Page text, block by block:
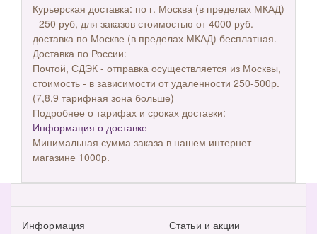
Курьерская доставка: по г. Москва (в пределах МКАД)
- 250 руб, для заказов стоимостью от 4000 руб. -
доставка по Москве (в пределах МКАД) бесплатная.
Доставка по России:
Почтой, СДЭК - отправка осуществляется из Москвы,
стоимость - в зависимости от удаленности 250-500р.
(7,8,9 тарифная зона больше)
Подробнее о тарифах и сроках доставки:
Информация о доставке
Минимальная сумма заказа в нашем интернет-
магазине 1000р.
Информация
Статьи и акции